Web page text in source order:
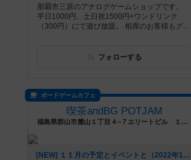
那覇市三原のアナログゲームショップです。
平日1000円、土日祝1500円+ワンドリンク
（300円）にて遊び放題。 相席のお客様もグ...
フォローする
ボードゲームカフェ
喫茶andBG POTJAM
福島県郡山市麓山１丁目４−７エリートビル １０１
[NEW] １１月の予定とイベントと（2022年10月30日 16時10分）